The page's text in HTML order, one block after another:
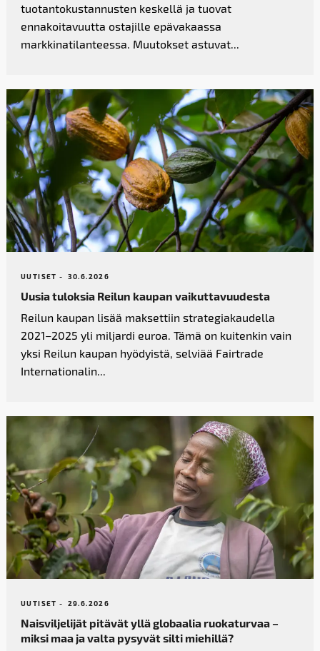
tuotantokustannusten keskellä ja tuovat
ennakoitavuutta ostajille epävakaassa
markkinatilanteessa. Muutokset astuvat...
UUTISET - 30.6.2026
Uusia tuloksia Reilun kaupan vaikutta­vuudesta
Reilun kaupan lisää maksettiin strategiakaudella
2021–2025 yli miljardi euroa. Tämä on kuitenkin vain
yksi Reilun kaupan hyödyistä, selviää Fairtrade
Internationalin...
UUTISET - 29.6.2026
Naisviljelijät pitävät yllä globaalia ruokaturvaa –
miksi maa ja valta pysyvät silti miehillä?